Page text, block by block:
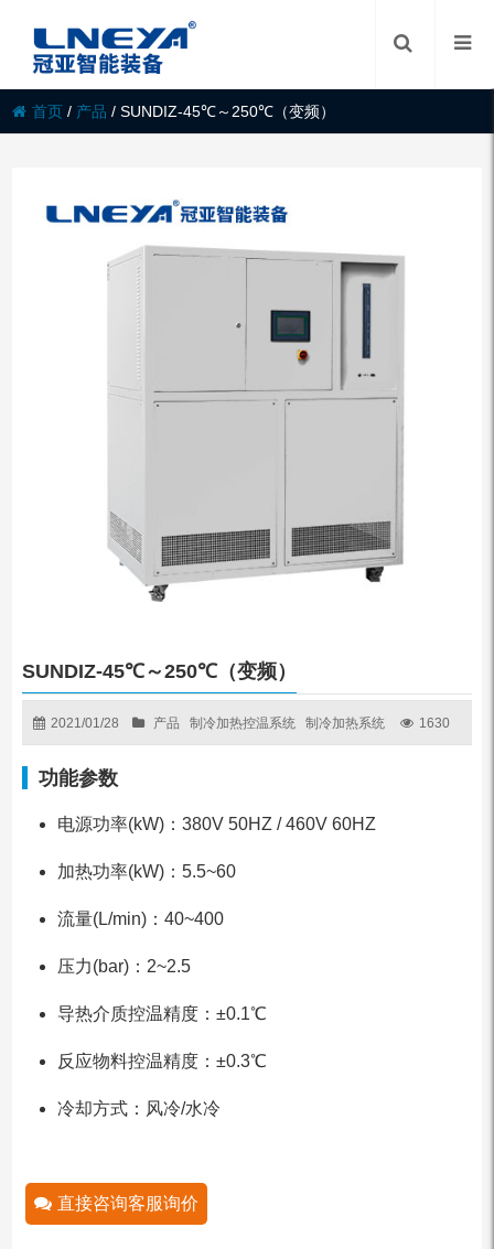
首页 / 产品 /SUNDIZ-45℃～250℃（变频）
SUNDIZ-45℃～250℃（变频）
2021/01/28 产品 制冷加热控温系统 制冷加热系统 1630
功能参数
电源功率(kW)：380V 50HZ / 460V 60HZ
加热功率(kW)：5.5~60
流量(L/min)：40~400
压力(bar)：2~2.5
导热介质控温精度：±0.1℃
反应物料控温精度：±0.3℃
冷却方式：风冷/水冷
直接咨询客服询价